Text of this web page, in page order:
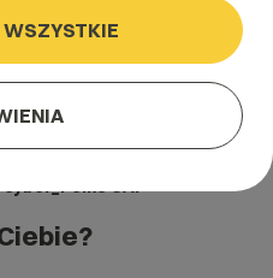
właśnie miały miejsce w
cyber_Folks SA.
WSZYSTKIE